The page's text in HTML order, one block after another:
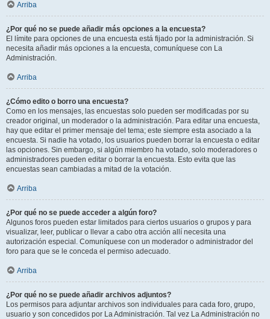
Arriba
¿Por qué no se puede añadir más opciones a la encuesta?
El límite para opciones de una encuesta está fijado por la administración. Si
necesita añadir más opciones a la encuesta, comuníquese con La
Administración.
Arriba
¿Cómo edito o borro una encuesta?
Como en los mensajes, las encuestas solo pueden ser modificadas por su
creador original, un moderador o la administración. Para editar una encuesta,
hay que editar el primer mensaje del tema; este siempre esta asociado a la
encuesta. Si nadie ha votado, los usuarios pueden borrar la encuesta o editar
las opciones. Sin embargo, si algún miembro ha votado, solo moderadores o
administradores pueden editar o borrar la encuesta. Esto evita que las
encuestas sean cambiadas a mitad de la votación.
Arriba
¿Por qué no se puede acceder a algún foro?
Algunos foros pueden estar limitados para ciertos usuarios o grupos y para
visualizar, leer, publicar o llevar a cabo otra acción allí necesita una
autorización especial. Comuníquese con un moderador o administrador del
foro para que se le conceda el permiso adecuado.
Arriba
¿Por qué no se puede añadir archivos adjuntos?
Los permisos para adjuntar archivos son individuales para cada foro, grupo,
usuario y son concedidos por La Administración. Tal vez La Administración no